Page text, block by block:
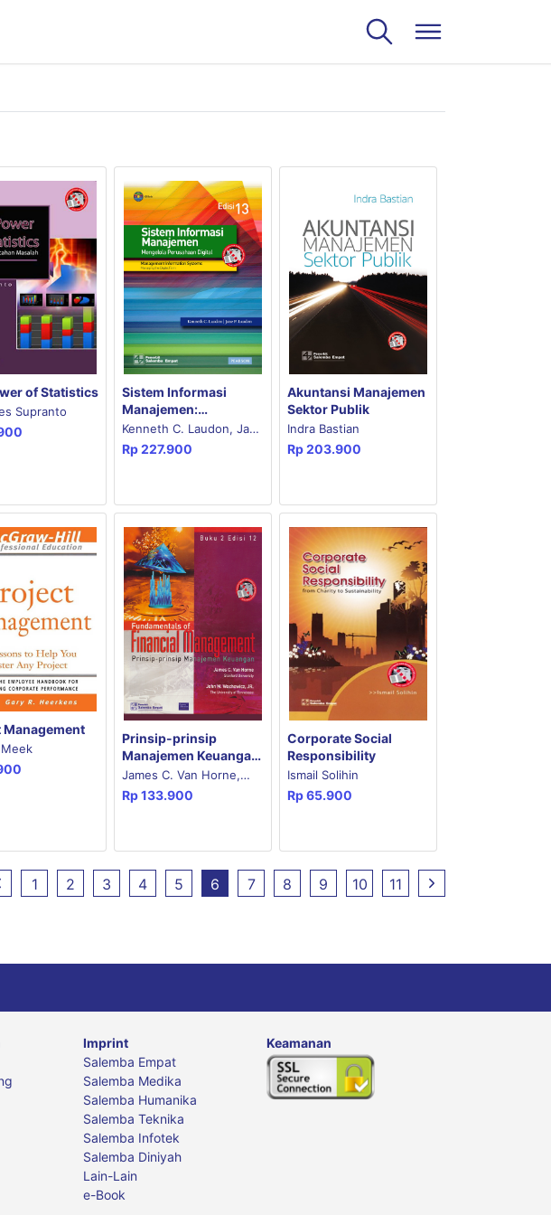
of Statistics
Supranto
Sistem Informasi
Manajemen:
Mengelola Perusahaan
Digital Edisi ke-13 CD-
Book
Kenneth C. Laudon, Jane
P. Laudon
Rp227.900
Akuntansi Manajemen
Sektor Publik
Indra Bastian
Rp203.900
Management
Prinsip-prinsip
Manajemen Keuangan
2 (Edisi ke-12) - Koran
James C. Van Horne,
John M. Wachowicz, Jr.
Rp133.900
Corporate Social
Responsibility
Ismail Solihin
Rp65.900
1 2 3 4 5 6 7 8 9 10 11
Imprint
Salemba Empat
Salemba Medika
Salemba Humanika
Salemba Teknika
Salemba Infotek
Salemba Diniyah
Lain-Lain
e-Book
Keamanan